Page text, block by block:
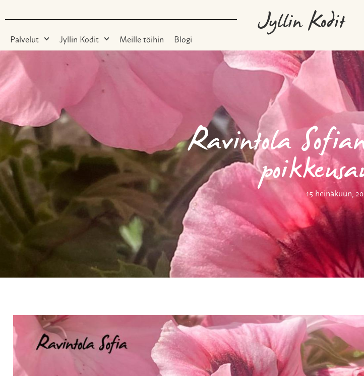
Palvelut Jyllin Kodit Meille töihin Blogi Jyllin Kodit
Ravintola
15 heinäkuun,